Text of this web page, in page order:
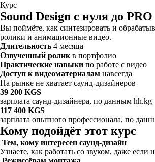
Курс
Sound Design с нуля до PRO
Вы поймёте, как синтезировать и
ролики и анимационные видео.
Длительность 4 месяца
Озвученный ролик в портфолио
Практические навыки по работе с видео
Доступ к видеоматериалам навсегда
На рынке не хватает саунд-дизайнеров
39 200 KGS
зарплата саунд-дизайнера, по данным hh.kg
117 400 KGS
зарплата опытного профессионала, по
Кому подойдёт этот курс
Тем, кому интересен саунд-дизайн
Узнаете, как работать со звуком, даже